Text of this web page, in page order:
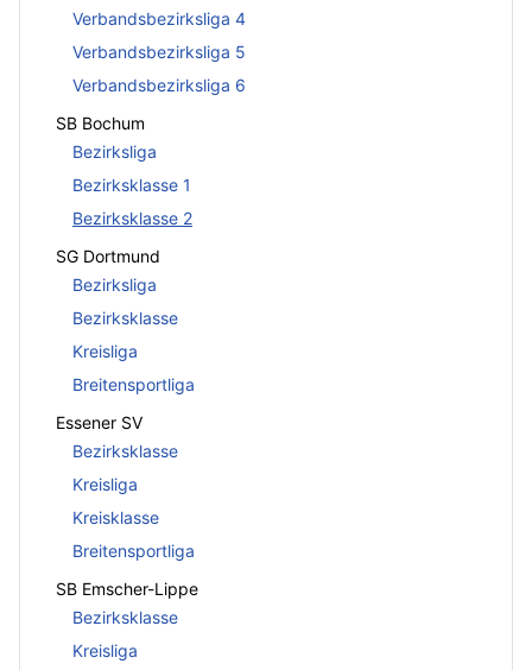
Verbandsbezirksliga 4
Verbandsbezirksliga 5
Verbandsbezirksliga 6
SB Bochum
Bezirksliga
Bezirksklasse 1
Bezirksklasse 2
SG Dortmund
Bezirksliga
Bezirksklasse
Kreisliga
Breitensportliga
Essener SV
Bezirksklasse
Kreisliga
Kreisklasse
Breitensportliga
SB Emscher-Lippe
Bezirksklasse
Kreisliga